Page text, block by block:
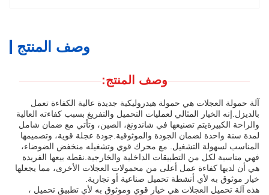
وصف المنتج
وصف المنتج:
آلة حمولة العجلات هي حمولة هيدروليكية جديدة عالية الكفاءة تعمل
بالديزل.إنه الخيار المثالي لعمليات التحميل والتفريغ بسبب كفاءته العالية
والراحة الكبيرةيتم تصنيعها في شاندونغ، الصين، وتأتي مع ضمان شامل
لمدة سنة واحدة لضمان الجودة والموثوقية.جودة عجلة قوية، وتصميمها
المناسب لسهولة التشغيل. مع محرك قوي وتشغيله منخفض الضوضاء،
فهي مناسبة لكل من التطبيقات الداخلية والخارجية.نقطة بيعها الفريدة
هي أن لديها كفاءة عمل أعلى من محمولات العجلات الأخرى، مما يجعلها
خيار موثوق به لأي أنشطة تحميل صناعية أو تجارية.
هذه آلة تحميل العجلات هي خيار قوي وموثوق به لأي تطبيق تحميل ،